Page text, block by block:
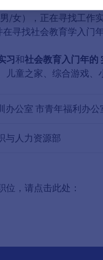
/女），正在寻找工作
寻找社会教育学入门
习和社会教育入门年的
童之家、综合游戏、
办公室 市青年福利办公
与人力资源部
位，请点击此处：